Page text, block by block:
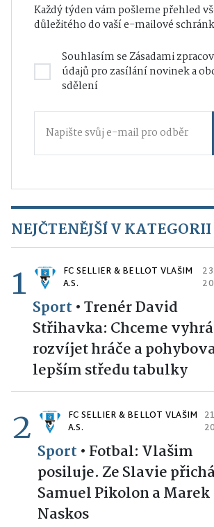
Každý týden vám pošleme přehled
důležitého do vaší e-mailové
Souhlasím seZásadami
údajůpro zasílání novinek a
sdělení
NEJČTENĚJŠÍ V KATEGORII
1
FC SELLIER & BELLOT VLAŠIM
A.S.
Sport •Trenér David
Střihavka: Chceme
rozvíjet hráče a
lepším středu tabulky
2
FC SELLIER & BELLOT VLAŠIM
A.S.
Sport • Fotbal: Vlašim
posiluje. Ze Slavie
Samuel Pikolon a Marek
Naskos